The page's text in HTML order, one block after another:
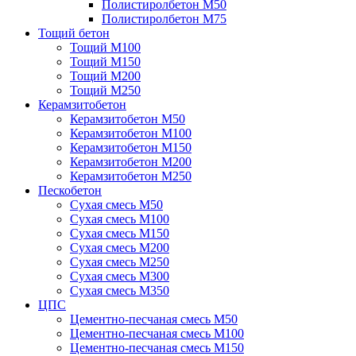
Полистиролбетон М50
Полистиролбетон М75
Тощий бетон
Тощий М100
Тощий М150
Тощий М200
Тощий М250
Керамзитобетон
Керамзитобетон М50
Керамзитобетон М100
Керамзитобетон М150
Керамзитобетон М200
Керамзитобетон М250
Пескобетон
Сухая смесь М50
Сухая смесь М100
Сухая смесь М150
Сухая смесь М200
Сухая смесь М250
Сухая смесь М300
Сухая смесь М350
ЦПС
Цементно-песчаная смесь М50
Цементно-песчаная смесь М100
Цементно-песчаная смесь М150